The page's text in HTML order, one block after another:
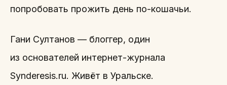
попробовать прожить день по-кошачьи.
Гани Султанов — блоггер, один
из основателей интернет-журнала
Synderesis.ru. Живёт в Уральске.